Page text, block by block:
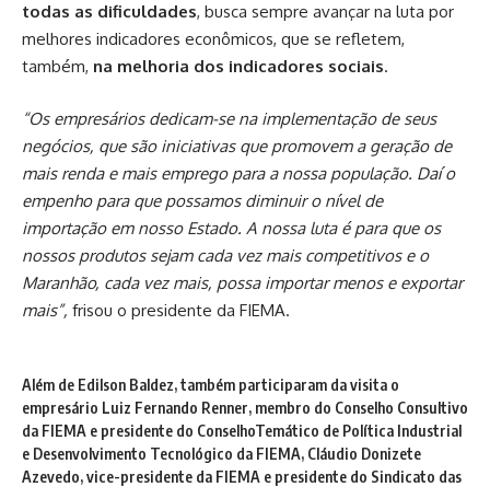
todas as dificuldades, busca sempre avançar na luta por
melhores indicadores econômicos, que se refletem,
também, na melhoria dos indicadores sociais.
“Os empresários dedicam-se na implementação de seus
negócios, que são iniciativas que promovem a geração de
mais renda e mais emprego para a nossa população. Daí o
empenho para que possamos diminuir o nível de
importação em nosso Estado. A nossa luta é para que os
nossos produtos sejam cada vez mais competitivos e o
Maranhão, cada vez mais, possa importar menos e exportar
mais”, frisou o presidente da FIEMA.
Além de Edilson Baldez, também participaram da visita o
empresário Luiz Fernando Renner, membro do Conselho Consultivo
da FIEMA e presidente do ConselhoTemático de Política Industrial
e Desenvolvimento Tecnológico da FIEMA, Cláudio Donizete
Azevedo, vice-presidente da FIEMA e presidente do Sindicato das